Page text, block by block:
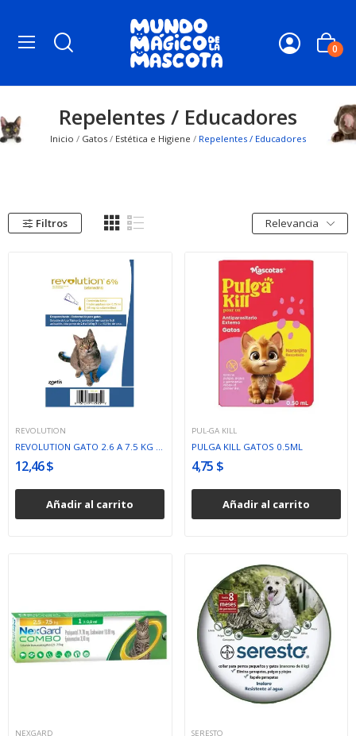
0
Repelentes / Educadores
Inicio Gatos Estética e Higiene Repelentes / Educadores
Filtros Relevancia
REVOLUTION
REVOLUTION GATO 2.6 A 7.5 KG 0.75 ML ( 6%) UNI...
12,46 $
Añadir al carrito
PUL-GA KILL
PULGA KILL GATOS 0.5ML
4,75 $
Añadir al carrito
NEXGARD SERESTO